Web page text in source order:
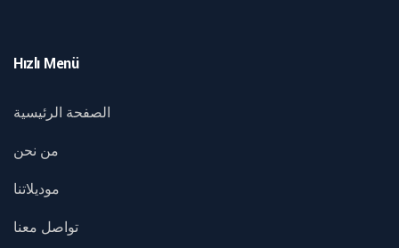
Hızlı Menü
الصفحة الرئيسية
من نحن
موديلاتنا
تواصل معنا